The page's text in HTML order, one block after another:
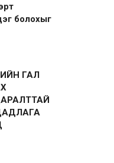
болохыг
ГАЛ